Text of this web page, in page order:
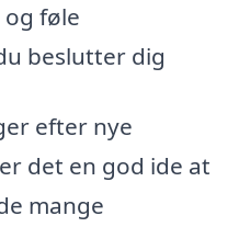
føle
beslutter dig
efter nye
det en god ide at
mange